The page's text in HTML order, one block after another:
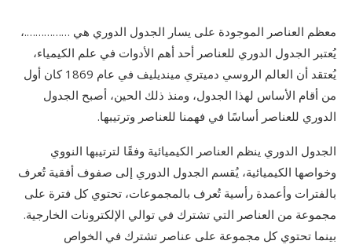
معظم العناصر الموجودة على يسار الجدول الدوري هي …………….،
يُعتبر الجدول الدوري للعناصر أحد أهم الأدوات في علم الكيمياء،
يُعتقد أن العالم الروسي دميتري مينديليف في عام 1869 كان أول
من أقام الأساس لهذا الجدول، ومنذ ذلك الحين، أصبح الجدول
الدوري للعناصر أساسًا في فهمنا للعناصر وترتيبها.
الجدول الدوري ينظم العناصر الكيميائية وفقًا لترتيبها النووي
وخواصها الكيميائية، يُقسم الجدول الدوري إلى صفوف أفقية تُعرف
بالفترات وأعمدة رأسية تُعرف بالمجموعات، تحتوي كل فترة على
مجموعة من العناصر التي تشترك في توالي الإلكترونات الخارجية.
بينما تحتوي كل مجموعة على عناصر تشترك في الخواص